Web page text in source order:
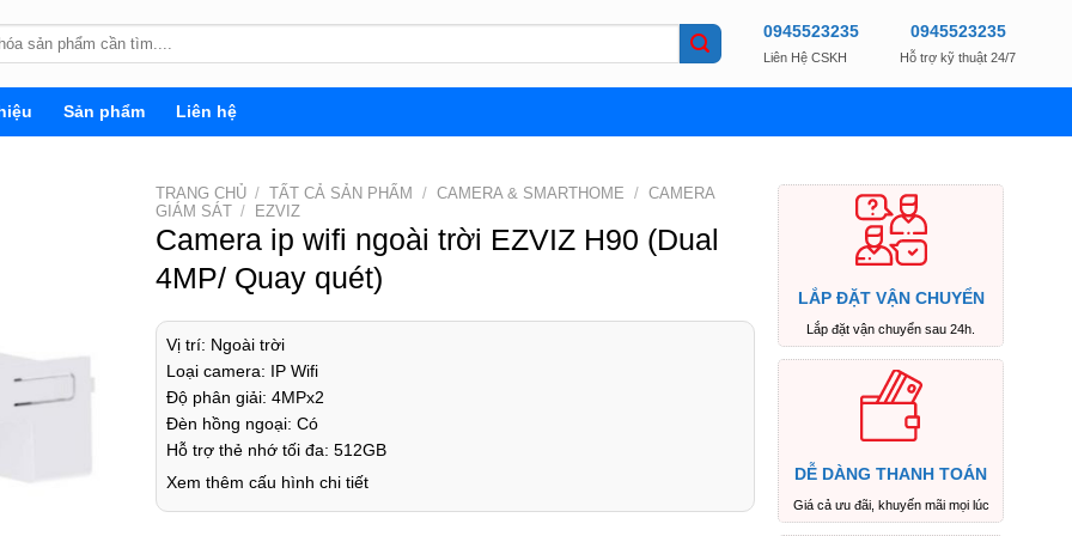
0945523235
Liên Hệ CSKH
0945523235
Hỗ trợ kỹ thuật 24/7
Sản phẩm Liên hệ
TRANG CHỦ / TẤT CẢ SẢN PHẨM / CAMERA & SMARTHOME / CAMERA
GIÁM SÁT / EZVIZ
Camera ip wifi ngoài trời EZVIZ H90 (Dual
4MP/ Quay quét)
Vị trí: Ngoài trời
Loại camera: IP Wifi
Độ phân giải: 4MPx2
Đèn hồng ngoại: Có
Hỗ trợ thẻ nhớ tối đa: 512GB
Xem thêm cấu hình chi tiết
LẮP ĐẶT VẬN CHUYỂN
Lắp đặt vận chuyển sau 24h.
DỄ DÀNG THANH TOÁN
Giá cả ưu đãi, khuyến mãi mọi lúc